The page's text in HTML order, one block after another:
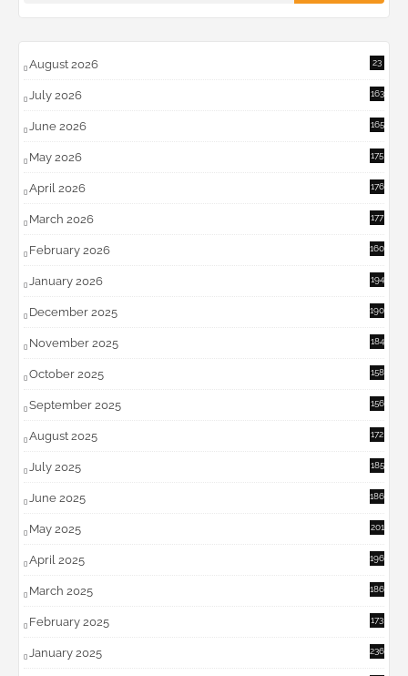
August 2026 23
July 2026 163
June 2026 165
May 2026 175
April 2026 176
March 2026 177
February 2026 160
January 2026 194
December 2025 190
November 2025 184
October 2025 158
September 2025 156
August 2025 172
July 2025 185
June 2025 186
May 2025 201
April 2025 196
March 2025 186
February 2025 173
January 2025 236